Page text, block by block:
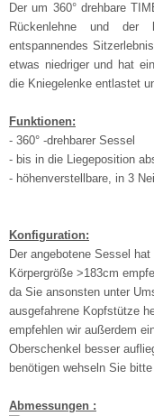
Der um 360° drehbare
Rückenlehne und der
entspannendes
etwas niedriger und hat
die Kniegelenke entlastet
Funktionen:
- 360° -drehbarer Sessel
- bis in die Liegeposition
- höhenverstellbare, in 3
Konfiguration:
Der angebotene Sessel
Körpergröße >183cm
da Sie ansonsten unter
ausgefahrene Kopfstütze
empfehlen wir außerdem
Oberschenkel besser
benötigen wehseln Sie
Abmessungen :